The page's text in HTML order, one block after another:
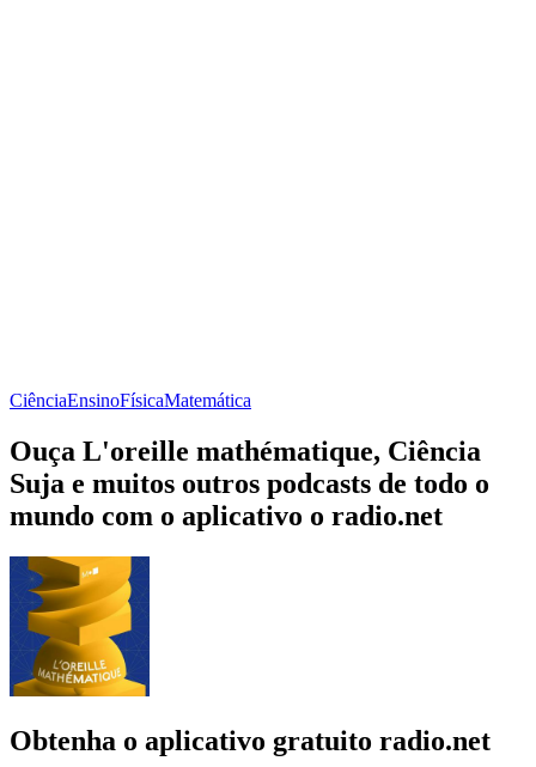
CiênciaEnsinoFísicaMatemática
Ouça L'oreille mathématique, Ciência
Suja e muitos outros podcasts de todo o
mundo com o aplicativo o radio.net
Obtenha o aplicativo gratuito radio.net